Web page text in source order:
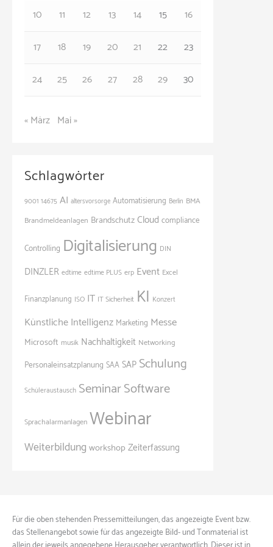
10
11 12 13 14 15
16
17
18 19 20 21 22
23
24
25 26 27 28 29 30
« März Mai »
Schlagwörter
9001 14675 AI altersvorsorge Automatisierung Berlin BMA
Brandmeldeanlagen BrandschutzCloud compliance
Controlling Digitalisierung DIN
DINZLER edtime edtime PLUS erp Event Excel
Finanzplanung ISO IT IT Sicherheit KI Konzert
Künstliche Intelligenz Marketing Messe
Microsoft musik Nachhaltigkeit Networking
Personaleinsatzplanung SAASAP Schulung
Schüleraustausch SeminarSoftware
Sprachalarmanlagen Webinar
Weiterbildung workshop Zeiterfassung
Für die oben stehenden Pressemitteilungen, das angezeigte Event bzw.
das Stellenangebot sowie für das angezeigte Bild- und Tonmaterial ist